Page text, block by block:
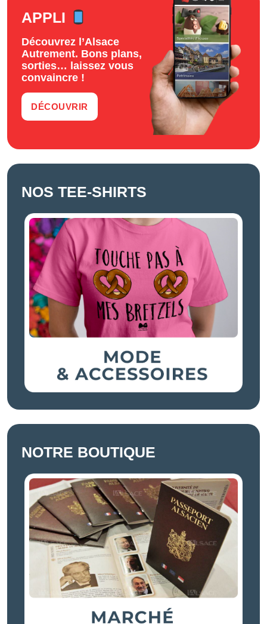
APPLI
Découvrez l’Alsace
Autrement. Bons plans,
sorties… laissez vous
convaincre !
DÉCOUVRIR
NOS TEE-SHIRTS
NOTRE BOUTIQUE